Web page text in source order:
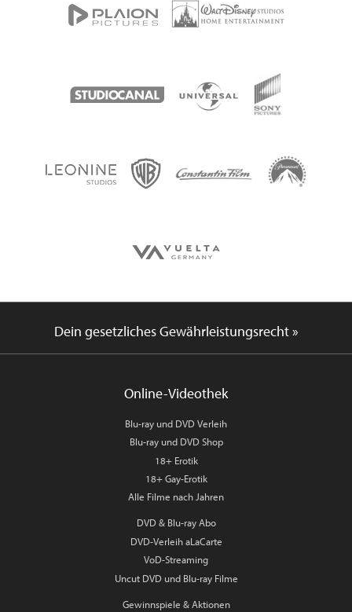
Dein gesetzliches Gewährleistungsrecht »
Online-Videothek
Blu-ray und DVD Verleih
Blu-ray und DVD Shop
18+ Erotik
18+ Gay-Erotik
Alle Filme nach Jahren
DVD & Blu-ray Abo
DVD-Verleih aLaCarte
VoD-Streaming
Uncut DVD und Blu-ray Filme
Gewinnspiele & Aktionen